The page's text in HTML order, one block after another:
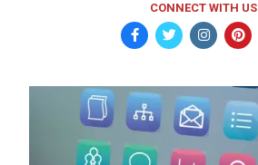
CONNECT WITH US